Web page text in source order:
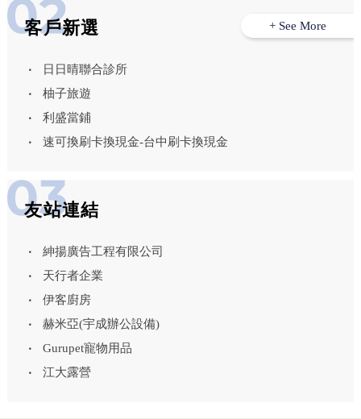
客戶新選
日日晴聯合診所
柚子旅遊
利盛當鋪
速可換刷卡換現金-台中刷卡換現金
+ See More
友站連結
紳揚廣告工程有限公司
天行者企業
伊客廚房
赫米亞(宇成辦公設備)
Gurupet寵物用品
江大露營